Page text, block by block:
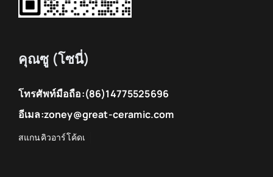
คุณซู (โซนี่)
โทรศัพท์มือถือ:(86)14775525696
อีเมล:zoney@great-ceramic.com